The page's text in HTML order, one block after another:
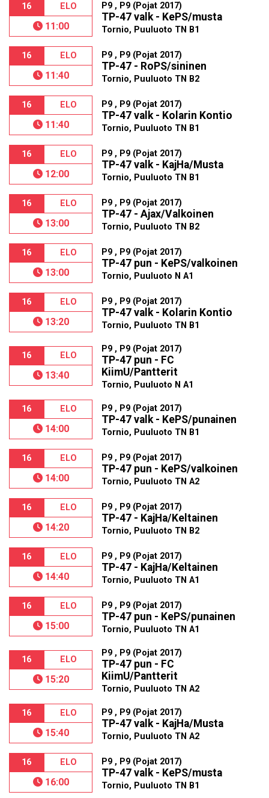
16 ELO
11:00
P9 , P9 (Pojat 2017)
TP-47 valk - KePS/musta
Tornio, Puuluoto TN B1
16 ELO
11:40
P9 , P9 (Pojat 2017)
TP-47 - RoPS/sininen
Tornio, Puuluoto TN B2
16 ELO
11:40
P9 , P9 (Pojat 2017)
TP-47 valk - Kolarin Kontio
Tornio, Puuluoto TN B1
16 ELO
12:00
P9 , P9 (Pojat 2017)
TP-47 valk - KajHa/Musta
Tornio, Puuluoto TN B1
16 ELO
13:00
P9 , P9 (Pojat 2017)
TP-47 - Ajax/Valkoinen
Tornio, Puuluoto TN B2
16 ELO
13:00
P9 , P9 (Pojat 2017)
TP-47 pun - KePS/valkoinen
Tornio, Puuluoto N A1
16 ELO
13:20
P9 , P9 (Pojat 2017)
TP-47 valk - Kolarin Kontio
Tornio, Puuluoto TN B1
16 ELO
13:40
P9 , P9 (Pojat 2017)
TP-47 pun - FC
KiimU/Pantterit
Tornio, Puuluoto N A1
16 ELO
14:00
P9 , P9 (Pojat 2017)
TP-47 valk - KePS/punainen
Tornio, Puuluoto TN B1
16 ELO
14:00
P9 , P9 (Pojat 2017)
TP-47 pun - KePS/valkoinen
Tornio, Puuluoto TN A2
16 ELO
14:20
P9 , P9 (Pojat 2017)
TP-47 - KajHa/Keltainen
Tornio, Puuluoto TN B2
16 ELO
14:40
P9 , P9 (Pojat 2017)
TP-47 - KajHa/Keltainen
Tornio, Puuluoto TN A1
16 ELO
15:00
P9 , P9 (Pojat 2017)
TP-47 pun - KePS/punainen
Tornio, Puuluoto TN A1
16 ELO
15:20
P9 , P9 (Pojat 2017)
TP-47 pun - FC
KiimU/Pantterit
Tornio, Puuluoto TN A2
16 ELO
15:40
P9 , P9 (Pojat 2017)
TP-47 valk - KajHa/Musta
Tornio, Puuluoto TN A2
16 ELO
16:00
P9 , P9 (Pojat 2017)
TP-47 valk - KePS/musta
Tornio, Puuluoto TN B1